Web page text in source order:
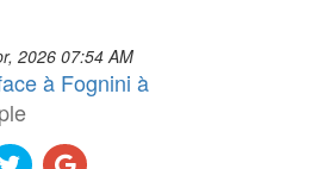
2026 07:54 AM
à Fognini à